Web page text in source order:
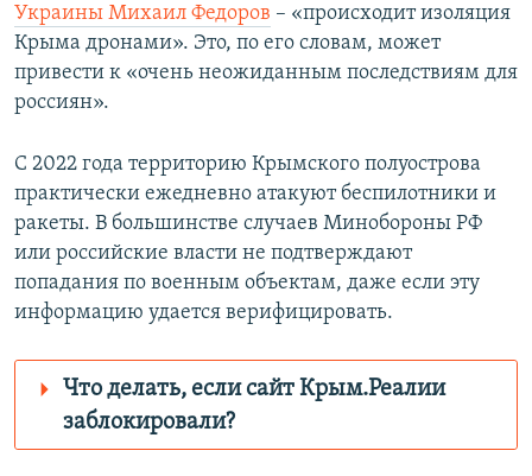
Украины Михаил Федоров – «происходит изоляция
Крыма дронами». Это, по его словам, может
привести к «очень неожиданным последствиям для
россиян».
С 2022 года территорию Крымского полуострова
практически ежедневно атакуют беспилотники и
ракеты. В большинстве случаев Минобороны РФ
или российские власти не подтверждают
попадания по военным объектам, даже если эту
информацию удается верифицировать.
Что делать, если сайт Крым.Реалии
заблокировали?